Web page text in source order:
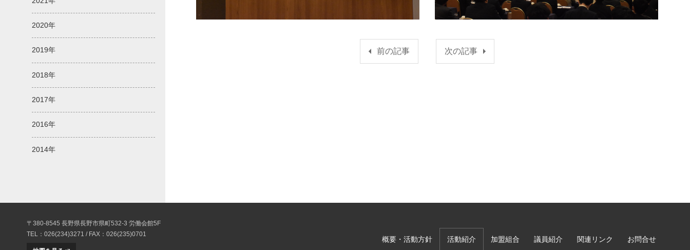
前の記事 次の記事
2020年
2019年
2018年
2017年
2016年
2014年
〒380-8545 長野県長野市県町532-3 労働会館5F
TEL：026(234)3271 / FAX：026(235)0701
概要・活動方針 活動紹介 加盟組合 議員紹介 関連リンク お問合せ